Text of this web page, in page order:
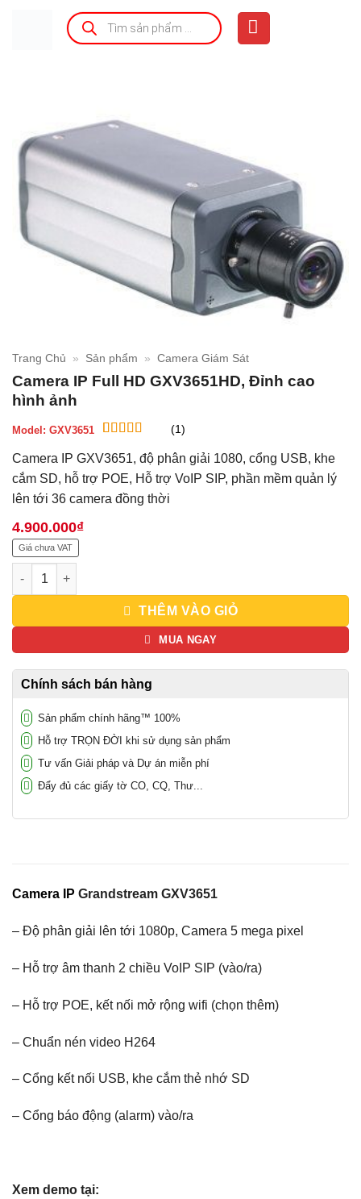
Tìm
kiếm
sản
phẩm
Trang Chủ » Sản phẩm » Camera Giám Sát
Camera IP Full HD GXV3651HD, Đỉnh cao
hình ảnh
Model: GXV3651
trênđánh
giá
(1)
Camera IP GXV3651, độ phân giải 1080, cổng USB, khe
cắm SD, hỗ trợ POE, Hỗ trợ VoIP SIP, phần mềm quản lý
lên tới 36 camera đồng thời
4.900.000₫
Giá chưa VAT
Camera IP Full HD GXV3651HD, Đỉnh cao hình ảnh số lượng
THÊM VÀO GIỎ
MUA NGAY
Chính sách bán hàng
Sản phẩm chính hãng™ 100%
Hỗ trợ TRỌN ĐỜI khi sử dụng sản phẩm
Tư vấn Giải pháp và Dự án miễn phí
Đẩy đủ các giấy tờ CO, CQ, Thư...
Camera IP Grandstream GXV3651
– Độ phân giải lên tới 1080p, Camera 5 mega pixel
– Hỗ trợ âm thanh 2 chiều VoIP SIP (vào/ra)
– Hỗ trợ POE, kết nối mở rộng wifi (chọn thêm)
– Chuẩn nén video H264
– Cổng kết nối USB, khe cắm thẻ nhớ SD
– Cổng báo động (alarm) vào/ra
Xem demo tại: